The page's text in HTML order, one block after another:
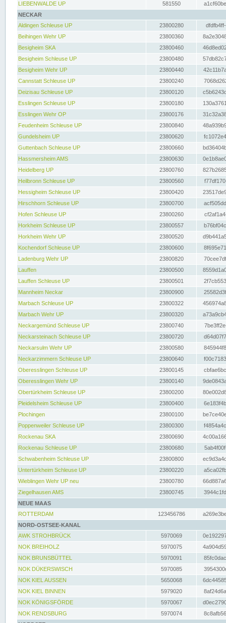
LIEBENWALDE UP
581550
NECKAR
Aldingen Schleuse UP
23800280
Beihingen Wehr UP
23800360
Besigheim SKA
23800460
Besigheim Schleuse UP
23800480
Besigheim Wehr UP
23800440
Cannstatt Schleuse UP
23800240
Deizisau Schleuse UP
23800120
Esslingen Schleuse UP
23800180
Esslingen Wehr OP
23800176
Feudenheim Schleuse UP
23800840
Gundelsheim UP
23800620
Guttenbach Schleuse UP
23800660
Hassmersheim AMS
23800630
Heidelberg UP
23800760
Heilbronn Schleuse UP
23800560
Hessigheim Schleuse UP
23800420
Hirschhorn Schleuse UP
23800700
Hofen Schleuse UP
23800260
Horkheim Schleuse UP
23800557
Horkheim Wehr UP
23800520
Kochendorf Schleuse UP
23800600
Ladenburg Wehr UP
23800820
Lauffen
23800500
Lauffen Schleuse UP
23800501
Mannheim Neckar
23800900
Marbach Schleuse UP
23800322
Marbach Wehr UP
23800320
Neckargemünd Schleuse UP
23800740
Neckarsteinach Schleuse UP
23800720
Neckarsulm Wehr UP
23800580
Neckarzimmern Schleuse UP
23800640
Oberesslingen Schleuse UP
23800145
Oberesslingen Wehr UP
23800140
Obertürkheim Schleuse UP
23800200
Pleidelsheim Schleuse UP
23800400
Plochingen
23800100
Poppenweiler Schleuse UP
23800300
Rockenau SKA
23800690
Rockenau Schleuse UP
23800680
Schwabenheim Schleuse UP
23800800
Untertürkheim Schleuse UP
23800220
Wieblingen Wehr UP neu
23800780
Ziegelhausen AMS
23800745
NEUE MAAS
ROTTERDAM
123456786
NORD-OSTSEE-KANAL
AWK STROHBRÜCK
5970069
NOK BREIHOLZ
5970075
NOK BRUNSBÜTTEL
5970091
NOK DÜKERSWISCH
5970085
NOK KIEL AUSSEN
5650068
NOK KIEL BINNEN
5979020
NOK KÖNIGSFÖRDE
5970067
NOK RENDSBURG
5970074